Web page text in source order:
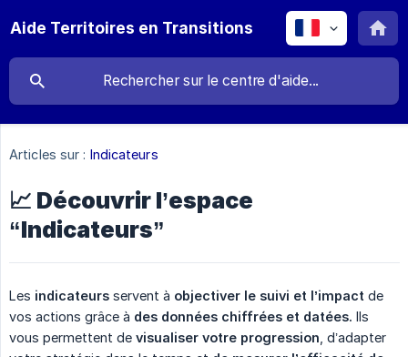
Aide Territoires en Transitions
Articles sur : Indicateurs
📈 Découvrir l’espace
“Indicateurs”
Les indicateurs servent à objectiver le suivi et l’impact de
vos actions grâce à des données chiffrées et datées. Ils
vous permettent de visualiser votre progression , d’adapter